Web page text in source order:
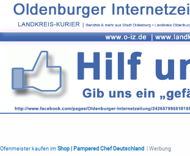
Ofenmeister kaufen im Shop | Pampered Chef Deutschland | Werbung